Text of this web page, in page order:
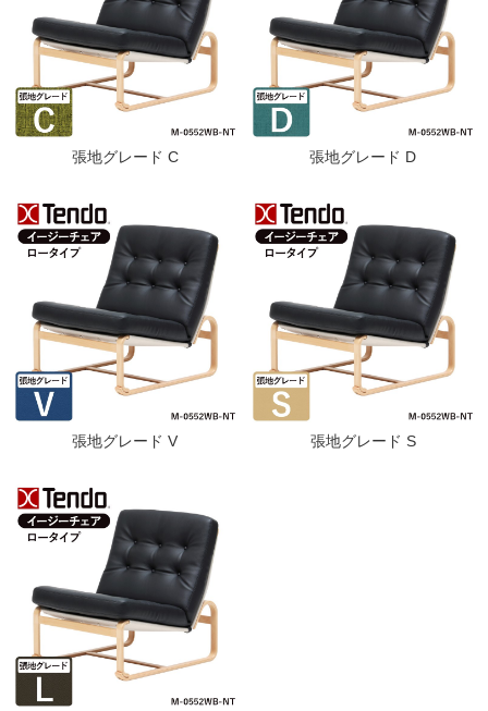
張地グレード C 張地グレード D
張地グレード V 張地グレード S